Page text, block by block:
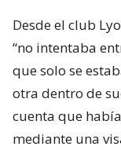
Desde el club
“no intentaba
que solo se
otra dentro de
cuenta que
mediante una